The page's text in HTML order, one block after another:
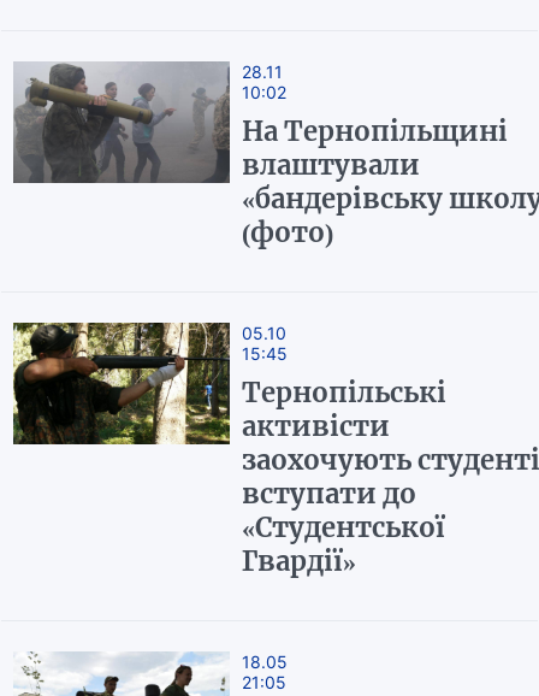
28.11
10:02
На Тернопільщині
влаштували
«бандерівську
(фото)
05.10
15:45
Тернопільські
активісти
заохочують
вступати до
«Студентської
Гвардії»
18.05
21:05